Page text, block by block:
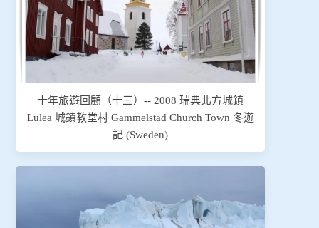
十年旅遊回顧（十三）-- 2008 瑞典北方城鎮
Lulea 城鎮教堂村 Gammelstad Church Town 冬遊
記 (Sweden)